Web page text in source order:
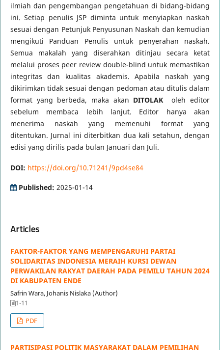
ilmiah dan pengembangan pengetahuan di bidang-bidang
ini. Setiap penulis JSP diminta untuk menyiapkan naskah
sesuai dengan Petunjuk Penyusunan Naskah dan kemudian
mengikuti Panduan Penulis untuk penyerahan naskah.
Semua makalah yang diserahkan ditinjau secara ketat
melalui proses peer review double-blind untuk memastikan
integritas dan kualitas akademis. Apabila naskah yang
dikirimkan tidak sesuai dengan pedoman atau ditulis dalam
format yang berbeda, maka akan DITOLAK oleh editor
sebelum membaca lebih lanjut. Editor hanya akan
menerima naskah yang memenuhi format yang
ditentukan. Jurnal ini diterbitkan dua kali setahun, dengan
edisi yang dirilis pada bulan Januari dan Juli.
DOI: https://doi.org/10.71241/9pd4se84
Published: 2025-01-14
Articles
FAKTOR-FAKTOR YANG MEMPENGARUHI PARTAI
SOLIDARITAS INDONESIA MERAIH KURSI DEWAN
PERWAKILAN RAKYAT DAERAH PADA PEMILU TAHUN 2024
DI KABUPATEN ENDE
Safrin Wara, Johanis Nislaka (Author)
1-11
PDF
PARTISIPASI POLITIK MASYARAKAT DALAM PEMILIHAN